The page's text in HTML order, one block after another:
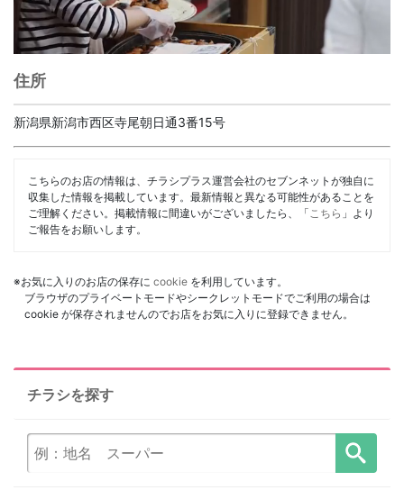
住所
新潟県新潟市西区寺尾朝日通3番15号
こちらのお店の情報は、チラシプラス運営会社のセブンネットが独自に
収集した情報を掲載しています。最新情報と異なる可能性があることを
ご理解ください。掲載情報に間違いがございましたら、「 こちら 」より
ご報告をお願いします。
※お気に入りのお店の保存に cookie を利用しています。
ブラウザのプライベートモードやシークレットモードでご利用の場合は
cookie が保存されませんのでお店をお気に入りに登録できません。
チラシを探す